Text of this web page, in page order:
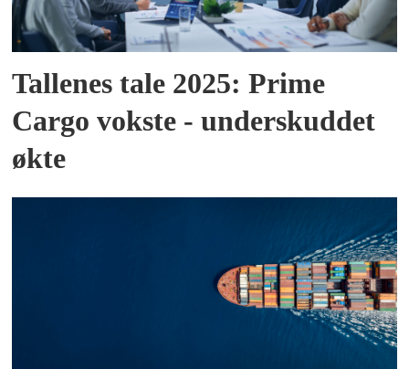
Tallenes tale 2025: Prime
Cargo vokste - underskuddet
økte